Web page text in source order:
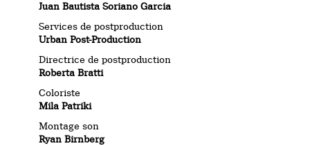
Juan Bautista Soriano Garcia
Services de postproduction
Urban Post-Production
Directrice de postproduction
Roberta Bratti
Coloriste
Mila Patriki
Montage son
Ryan Birnberg